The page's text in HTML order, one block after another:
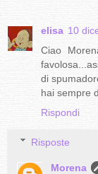
elisa 10
Ciao
di
hai sempre
Rispondi
Risposte
Morena